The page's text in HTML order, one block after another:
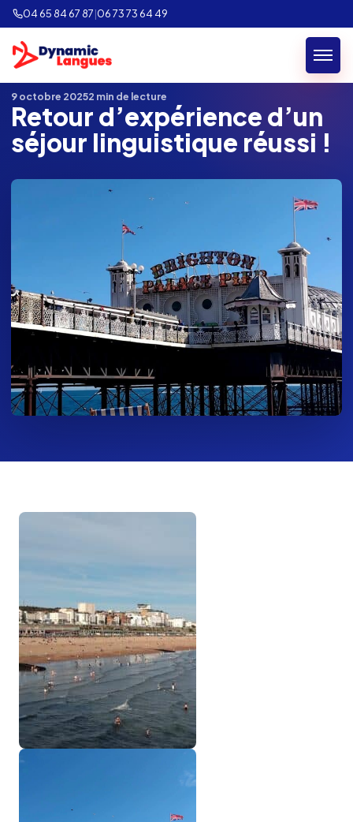
04 65 84 67 87|06 73 73 64 49
Retour au blog
9 octobre 20252 min de lecture
Retour d’expérience d’un
séjour linguistique réussi !